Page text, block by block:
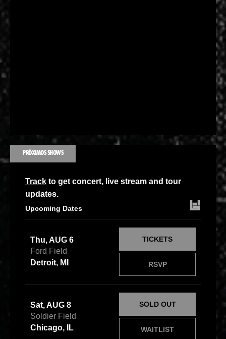
PRÓXIMOS SHOWS
Track to get concert, live stream and tour
updates.
Upcoming Dates
Thu, AUG 6
Ford Field
Detroit, MI
RSVP
TICKETS
Sat, AUG 8
Soldier Field
Chicago, IL
WAITLIST
SOLD OUT